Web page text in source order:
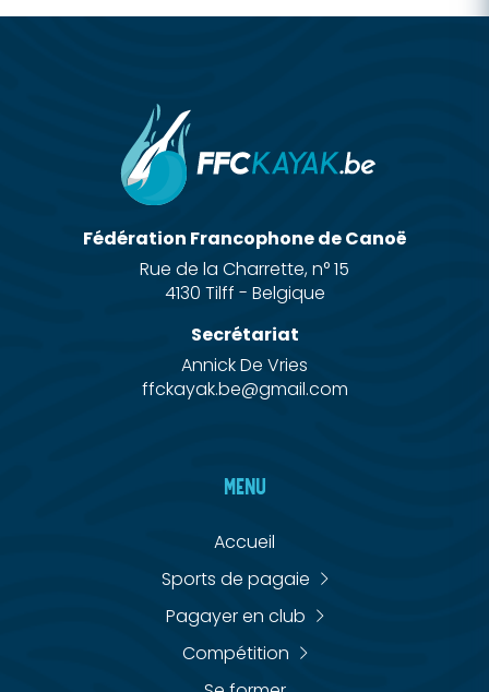
Fédération Francophone de Canoë
Rue de la Charrette, n° 15
4130 Tilff - Belgique
Secrétariat
Annick De Vries
ffckayak.be@gmail.com
MENU
Accueil
Sports de pagaie
Pagayer en club
Compétition